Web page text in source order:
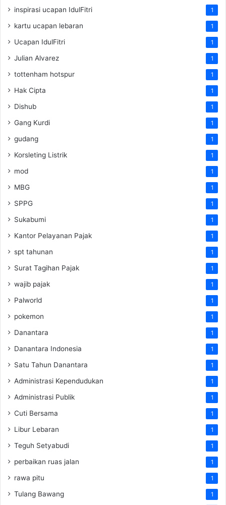
inspirasi ucapan IdulFitri 1
kartu ucapan lebaran 1
Ucapan IdulFitri 1
Julian Alvarez 1
tottenham hotspur 1
Hak Cipta 1
Dishub 1
Gang Kurdi 1
gudang 1
Korsleting Listrik 1
mod 1
MBG 1
SPPG 1
Sukabumi 1
Kantor Pelayanan Pajak 1
spt tahunan 1
Surat Tagihan Pajak 1
wajib pajak 1
Palworld 1
pokemon 1
Danantara 1
Danantara Indonesia 1
Satu Tahun Danantara 1
Administrasi Kependudukan 1
Administrasi Publik 1
Cuti Bersama 1
Libur Lebaran 1
Teguh Setyabudi 1
perbaikan ruas jalan 1
rawa pitu 1
Tulang Bawang 1